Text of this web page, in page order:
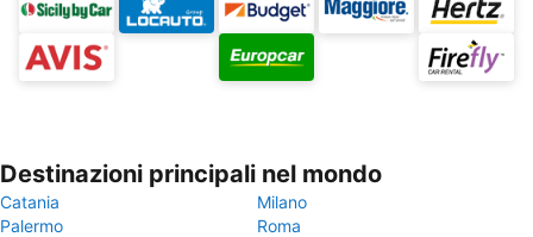
Destinazioni principali nel mondo
Catania
Milano
Palermo
Roma